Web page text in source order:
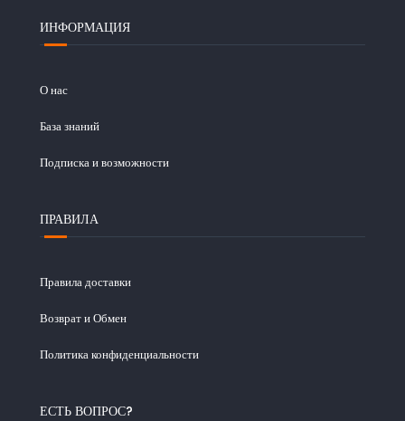
ИНФОРМАЦИЯ
О нас
База знаний
Подписка и возможности
ПРАВИЛА
Правила доставки
Возврат и Обмен
Политика конфиденциальности
ЕСТЬ ВОПРОС?